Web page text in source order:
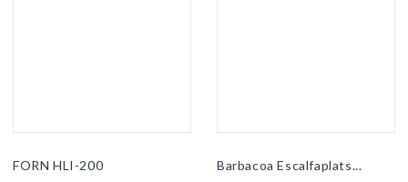
FORN HLI-200 Barbacoa Escalfaplats...